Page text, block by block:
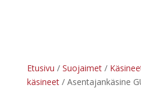
Etusivu / Suojaimet/
käsineet/ Asentajankäsine